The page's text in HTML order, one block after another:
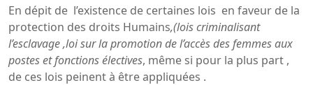
En dépit de l’existence de certaines lois en faveur de la
protection des droits Humains,(lois criminalisant
l’esclavage ,loi sur la promotion de l’accès des femmes aux
postes et fonctions électives, même si pour la plus part ,
de ces lois peinent à être appliquées .